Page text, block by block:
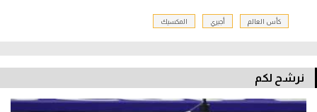
كأس العالم أجيري المكسيك
نرشح لكم